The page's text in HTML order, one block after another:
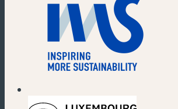
(neues Fenster)